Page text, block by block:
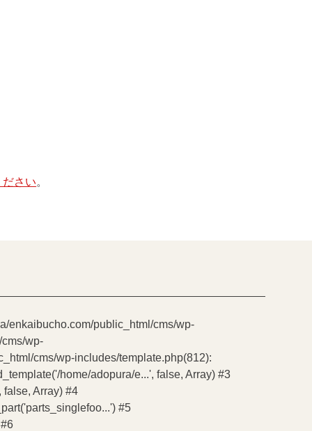
さい。
enkaibucho.com/public_html/cms/wp-
wp-
cms/wp-includes/template.php(812):
home/adopura/e...', false, Array) #3
Array) #4
#5